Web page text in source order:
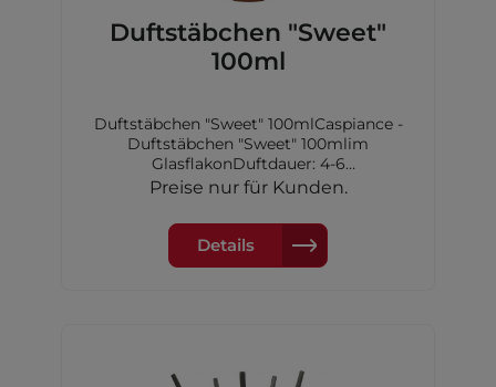
Duftstäbchen "Sweet"
100ml
Duftstäbchen "Sweet" 100mlCaspiance -
Duftstäbchen "Sweet" 100mlim
GlasflakonDuftdauer: 4-6
WochenKopfnote: Geißblatt,
JasminBasisnote: Petitgrain, Narzisse
Preise nur für Kunden.
Details